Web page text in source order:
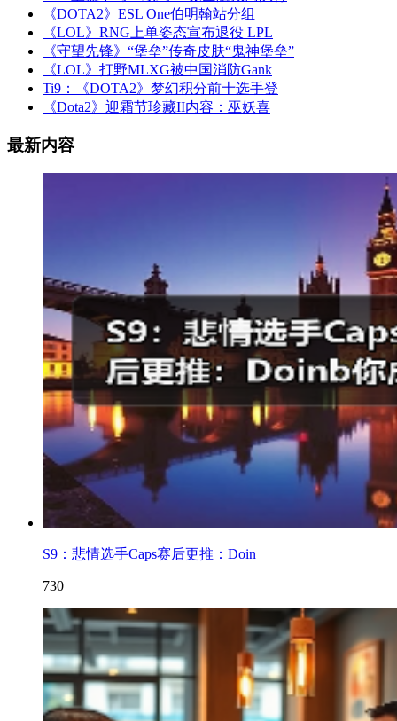
《DOTA2》ESL One伯明翰站分组
《LOL》RNG上单姿态宣布退役 LPL
《守望先锋》“堡垒”传奇皮肤“鬼神堡垒”
《LOL》打野MLXG被中国消防Gank
Ti9：《DOTA2》梦幻积分前十选手登
《Dota2》迎霜节珍藏II内容：巫妖喜
最新内容
S9：悲情选手Caps赛后更推：Doin
730